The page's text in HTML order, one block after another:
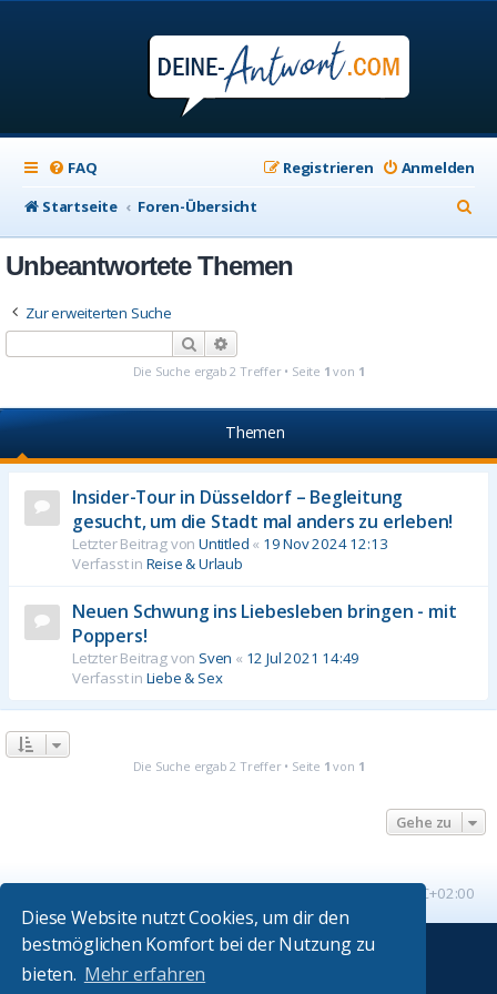
Diese Website nutzt Cookies, um dir den
bestmöglichen Komfort bei der Nutzung zu
bieten. Mehr erfahren
FAQ Anmelden
Registrieren
Startseite
Foren-Übersicht
u
Unbeantwortete Themen
Zur erweiterten Suche
Suche
Die Suche ergab 2 Treffer • Seite 1 von 1
Themen
Insider-Tour in Düsseldorf – Begleitung
gesucht, um die Stadt mal anders zu erleben!
Letzter Beitrag von Untitled « 19 Nov 2024 12:13
Verfasst in Reise & Urlaub
Neuen Schwung ins Liebesleben bringen - mit
Poppers!
Letzter Beitrag von Sven « 12 Jul 2021 14:49
Verfasst in Liebe & Sex
Die Suche ergab 2 Treffer • Seite 1 von 1
Gehe zu
UTC+02:00
Powered by phpBB